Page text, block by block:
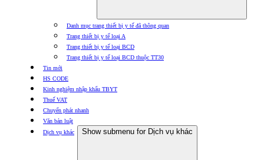
Danh mục trang thiết bị y tế đã thông quan
Trang thiết bị y tế loại A
Trang thiết bị y tế loại BCD
Trang thiết bị y tế loại BCD thuộc TT30
Tin mới
HS CODE
Kinh nghiệm nhập khẩu TBYT
Thuế VAT
Chuyển phát nhanh
Văn bản luật
Dịch vụ khác
Show submenu for Dịch vụ khác